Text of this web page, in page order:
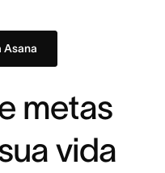
Asana
metas
vida